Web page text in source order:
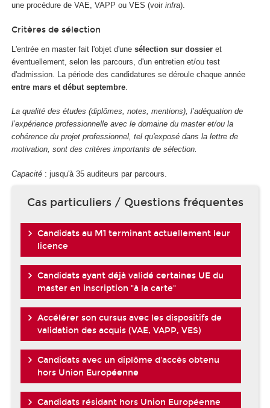
une procédure de VAE, VAPP ou VES (voir infra).
Critères de sélection
L'entrée en master fait l'objet d'une sélection sur dossier et
éventuellement, selon les parcours, d'un entretien et/ou test
d'admission. La période des candidatures se déroule chaque année
entre mars et début septembre
La qualité des études (diplômes, notes, mentions), l’adéquation de
l’expérience professionnelle avec le domaine du master et/ou la
cohérence du projet professionnel, tel qu'exposé dans la lettre de
motivation, sont des critères importants de sélection.
Capacité : jusqu'à 35 auditeurs par parcours.
Cas particuliers / Questions fréquentes
Candidats au M1 terminant actuellement leur
licence
Candidats ayant déjà validé certaines UE du
master en inscription "à la carte"
Accélérer son cursus avec les dispositifs de
validation des acquis (VAE, VAPP, VES)
Candidats avec un diplôme d'accès obtenu
hors Union Européenne
Candidats résidant hors Union Européenne